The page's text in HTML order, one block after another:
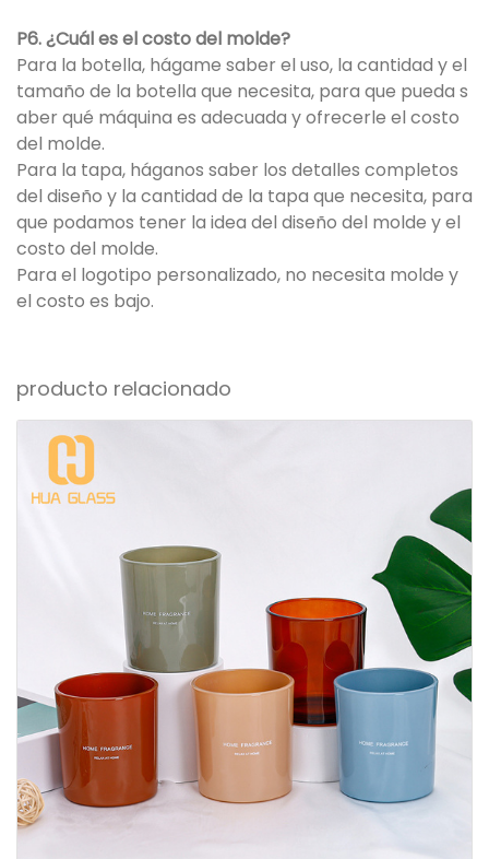
P6. ¿Cuál es el costo del molde?
Para la botella, hágame saber el uso, la cantidad y el
tamaño de la botella que necesita, para que pueda s
aber qué máquina es adecuada y ofrecerle el costo
del molde.
Para la tapa, háganos saber los detalles completos
del diseño y la cantidad de la tapa que necesita, para
que podamos tener la idea del diseño del molde y el
costo del molde.
Para el logotipo personalizado, no necesita molde y
el costo es bajo.
producto relacionado